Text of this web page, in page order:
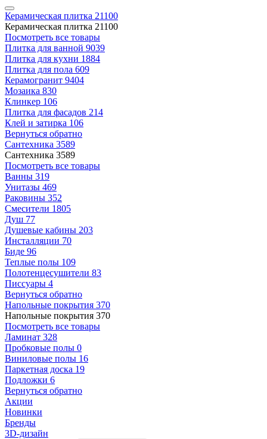
Керамическая плитка 21100
Керамическая плитка 21100
Посмотреть все товары
Плитка для ванной 9039
Плитка для кухни 1884
Плитка для пола 609
Керамогранит 9404
Мозаика 830
Клинкер 106
Плитка для фасадов 214
Клей и затирка 106
Вернуться обратно
Сантехника 3589
Сантехника 3589
Посмотреть все товары
Ванны 319
Унитазы 469
Раковины 352
Смесители 1805
Душ 77
Душевые кабины 203
Инсталляции 70
Биде 96
Теплые полы 109
Полотенцесушители 83
Писсуары 4
Вернуться обратно
Напольные покрытия 370
Напольные покрытия 370
Посмотреть все товары
Ламинат 328
Пробковые полы 0
Виниловые полы 16
Паркетная доска 19
Подложки 6
Вернуться обратно
Акции
Новинки
Бренды
3D-дизайн